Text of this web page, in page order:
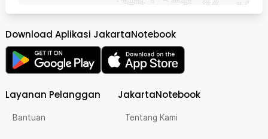
Download Aplikasi JakartaNotebook
Layanan Pelanggan
Bantuan
JakartaNotebook
Tentang Kami